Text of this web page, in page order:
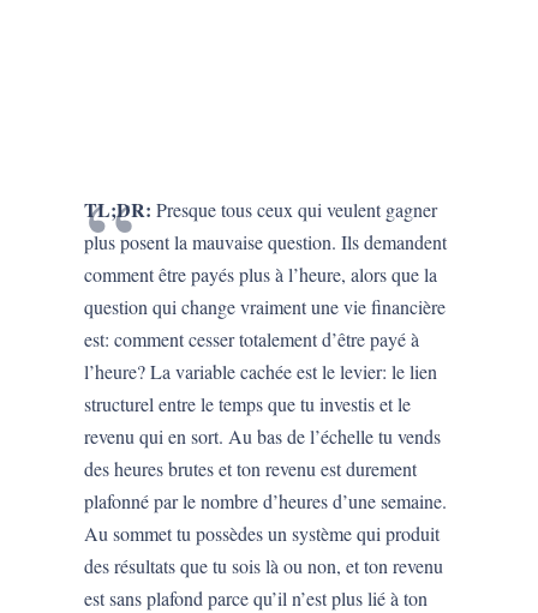
TL;DR: Presque tous ceux qui veulent gagner
plus posent la mauvaise question. Ils demandent
comment être payés plus à l’heure, alors que la
question qui change vraiment une vie financière
est: comment cesser totalement d’être payé à
l’heure? La variable cachée est le levier: le lien
structurel entre le temps que tu investis et le
revenu qui en sort. Au bas de l’échelle tu vends
des heures brutes et ton revenu est durement
plafonné par le nombre d’heures d’une semaine.
Au sommet tu possèdes un système qui produit
des résultats que tu sois là ou non, et ton revenu
est sans plafond parce qu’il n’est plus lié à ton